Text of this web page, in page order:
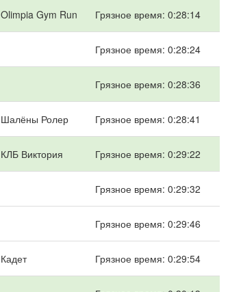
Olimpia Gym Run Грязное время: 0:28:14
Грязное время: 0:28:24
Грязное время: 0:28:36
Шалёны Ролер Грязное время: 0:28:41
КЛБ Виктория Грязное время: 0:29:22
Грязное время: 0:29:32
Грязное время: 0:29:46
Кадет Грязное время: 0:29:54